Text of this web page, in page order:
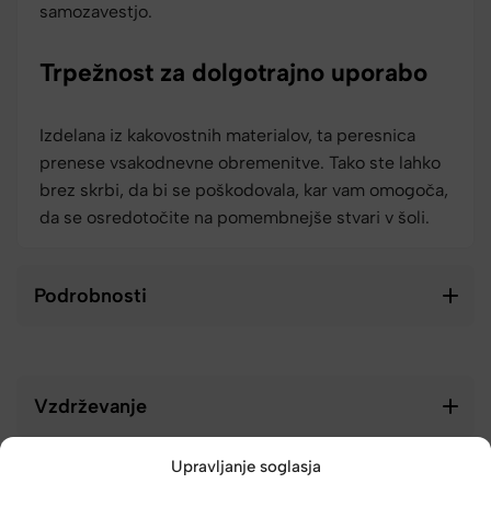
Upravljanje soglasja
samozavestjo.
Trpežnost za dolgotrajno uporabo
Izdelana iz kakovostnih materialov, ta peresnica
prenese vsakodnevne obremenitve. Tako ste lahko
brez skrbi, da bi se poškodovala, kar vam omogoča,
da se osredotočite na pomembnejše stvari v šoli.
Podrobnosti
Vzdrževanje